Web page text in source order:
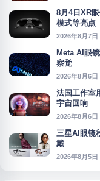
8月4日XR
模式等亮点
2026年8月7日
Meta AI眼
察觉
2026年8月6日
法国工作室
宇宙回响
2026年8月6日
三星AI眼镜
戴
2026年8月5日